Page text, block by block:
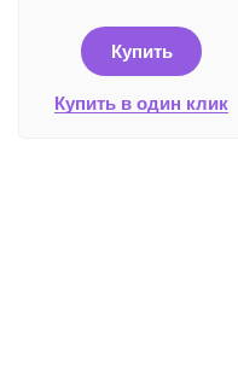
Купить
Купить в один клик